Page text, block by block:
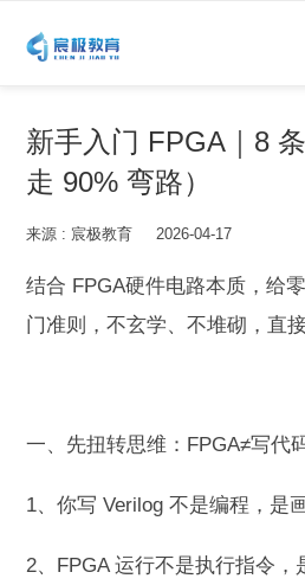
新手入门 FPGA｜8
走 90% 弯路）
来源 : 宸极教育 2026-04-17
结合 FPGA硬件电路本质，给
门准则，不玄学、不堆砌，直
一、先扭转思维：FPGA≠写代
1、你写 Verilog 不是编程，是
2、FPGA 运行不是执行指令，